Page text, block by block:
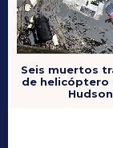
Seis muertos
de helicóptero
Hudson